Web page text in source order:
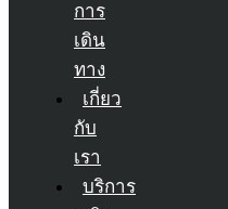
การ
เดิน
ทาง
เกี่ยว
กับ
เรา
บริการ